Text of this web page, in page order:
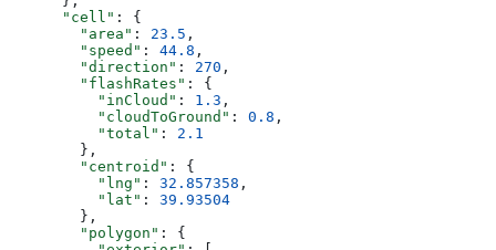
      "cell"
: {
        "area"
: 23.5 ,
        "speed"
: 44.8 ,
        "direction"
: 270 ,
        "flashRates"
: {
          "inCloud"
: 1.3 ,
          "cloudToGround"
: 0.8 ,
          "total"
: 2.1
        },
        "centroid"
: {
          "lng"
: 32.857358 ,
          "lat"
: 39.93504
        },
        "polygon"
: {